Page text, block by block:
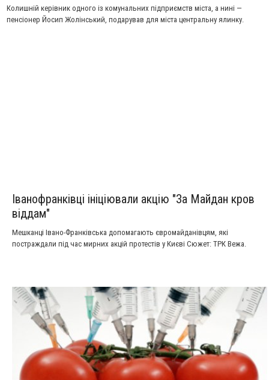
Колишній керівник одного із комунальних підприємств міста, а нині —
пенсіонер Йосип Жолінський, подарував для міста центральну ялинку.
Іванофранківці ініціювали акцію "За Майдан кров
віддам"
Мешканці Івано-Франківська допомагають євромайданівцям, які
постраждали під час мирних акцій протестів у Києві Сюжет: ТРК Вежа.